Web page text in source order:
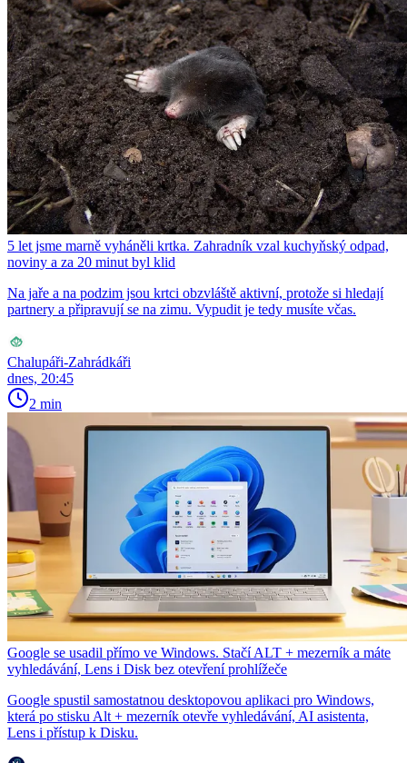
5 let jsme marně vyháněli krtka. Zahradník vzal kuchyňský odpad,
noviny a za 20 minut byl klid
Na jaře a na podzim jsou krtci obzvláště aktivní, protože si hledají
partnery a připravují se na zimu. Vypudit je tedy musíte včas.
Chalupáři-Zahrádkáři
dnes, 20:45
2 min
Google se usadil přímo ve Windows. Stačí ALT + mezerník a máte
vyhledávání, Lens i Disk bez otevření prohlížeče
Google spustil samostatnou desktopovou aplikaci pro Windows,
která po stisku Alt + mezerník otevře vyhledávání, AI asistenta,
Lens i přístup k Disku.